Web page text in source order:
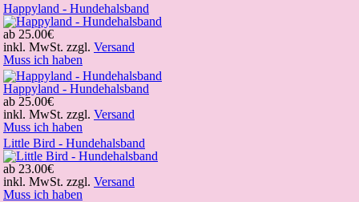
Happyland - Hundehalsband
ab 25.00€
inkl. MwSt. zzgl. Versand
Muss ich haben
Happyland - Hundehalsband
ab 25.00€
inkl. MwSt. zzgl. Versand
Muss ich haben
Little Bird - Hundehalsband
ab 23.00€
inkl. MwSt. zzgl. Versand
Muss ich haben